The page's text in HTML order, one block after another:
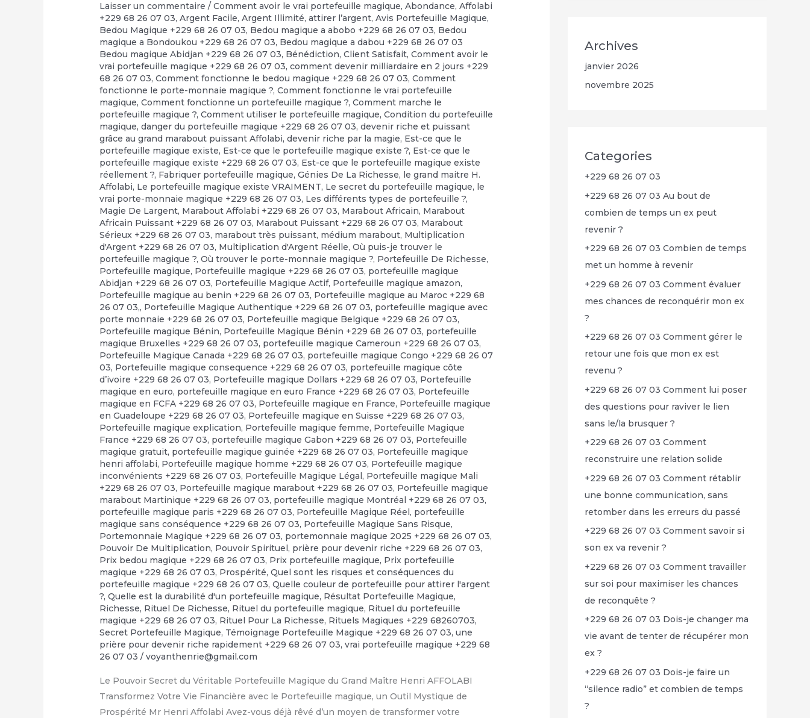
Laisser un commentaire /Comment avoir le vrai portefeuille magique,Abondance,Affolabi
+229 68 26 07 03,Argent Facile,Argent Illimité,attirer l’argent,Avis Portefeuille Magique,
Bedou Magique +229 68 26 07 03, Bedou magique a abobo +229 68 26 07 03, Bedou
magique a Bondoukou +229 68 26 07 03, Bedou magique a dabou +229 68 26 07 03
Bedou magique Abidjan +229 68 26 07 03, Bénédiction,Client Satisfait,Comment avoir le
vrai portefeuille magique +229 68 26 07 03,comment devenir milliardaire en 2 jours +229
68 26 07 03,Comment fonctionne le bedou magique +229 68 26 07 03,Comment
fonctionne le porte-monnaie magique ?,Comment fonctionne le vrai portefeuille
magique,Comment fonctionne un portefeuille magique ?,Comment marche le
portefeuille magique ?,Comment utiliser le portefeuille magique,Condition du portefeuille
magique,danger du portefeuille magique +229 68 26 07 03,devenir riche et puissant
grâce au grand marabout puissant Affolabi,devenir riche par la magie, Est-ce que le
portefeuille magique existe, Est-ce que le portefeuille magique existe ?, Est-ce que le
portefeuille magique existe +229 68 26 07 03, Est-ce que le portefeuille magique existe
réellement ?, Fabriquer portefeuille magique,Génies De La Richesse, le grand maitre H.
Affolabi, Le portefeuille magique existe VRAIMENT, Le secret du portefeuille magique, le
vrai porte-monnaie magique +229 68 26 07 03, Les différents types de portefeuille ?,
Magie De Largent, Marabout Affolabi +229 68 26 07 03, Marabout Africain, Marabout
Africain Puissant +229 68 26 07 03, Marabout Puissant +229 68 26 07 03, Marabout
Sérieux +229 68 26 07 03, marabout très puissant, médium marabout, Multiplication
d'Argent +229 68 26 07 03, Multiplication d'Argent Réelle,Où puis-je trouver le
portefeuille magique ?,Où trouver le porte-monnaie magique ?, Portefeuille De Richesse,
Portefeuille magique, Portefeuille magique +229 68 26 07 03, portefeuille magique
Abidjan +229 68 26 07 03, Portefeuille Magique Actif, Portefeuille magique amazon,
Portefeuille magique au benin +229 68 26 07 03, Portefeuille magique au Maroc +229 68
26 07 03,, Portefeuille Magique Authentique +229 68 26 07 03, portefeuille magique avec
porte monnaie +229 68 26 07 03, Portefeuille magique Belgique +229 68 26 07 03,
Portefeuille magique Bénin, Portefeuille Magique Bénin +229 68 26 07 03, portefeuille
magique Bruxelles +229 68 26 07 03, portefeuille magique Cameroun +229 68 26 07 03,
Portefeuille Magique Canada +229 68 26 07 03, portefeuille magique Congo +229 68 26 07
03, Portefeuille magique consequence +229 68 26 07 03, portefeuille magique côte
d’ivoire +229 68 26 07 03, Portefeuille magique Dollars +229 68 26 07 03, Portefeuille
magique en euro, portefeuille magique en euro France +229 68 26 07 03, Portefeuille
magique en FCFA +229 68 26 07 03, Portefeuille magique en France, Portefeuille magique
en Guadeloupe +229 68 26 07 03, Portefeuille magique en Suisse +229 68 26 07 03,
Portefeuille magique explication, Portefeuille magique femme, Portefeuille Magique
France +229 68 26 07 03, portefeuille magique Gabon +229 68 26 07 03, Portefeuille
magique gratuit, portefeuille magique guinée +229 68 26 07 03, Portefeuille magique
henri affolabi, Portefeuille magique homme +229 68 26 07 03, Portefeuille magique
inconvénients +229 68 26 07 03, Portefeuille Magique Légal, Portefeuille magique Mali
+229 68 26 07 03, Portefeuille magique marabout +229 68 26 07 03, Portefeuille magique
marabout Martinique +229 68 26 07 03, portefeuille magique Montréal +229 68 26 07 03,
portefeuille magique paris +229 68 26 07 03, Portefeuille Magique Réel, portefeuille
magique sans conséquence +229 68 26 07 03, Portefeuille Magique Sans Risque,
Portemonnaie Magique +229 68 26 07 03, portemonnaie magique 2025 +229 68 26 07 03,
Pouvoir De Multiplication, Pouvoir Spirituel, prière pour devenir riche +229 68 26 07 03,
Prix bedou magique +229 68 26 07 03, Prix portefeuille magique, Prix portefeuille
magique +229 68 26 07 03, Prospérité,Quel sont les risques et conséquences du
portefeuille magique +229 68 26 07 03,Quelle couleur de portefeuille pour attirer l'argent
?,Quelle est la durabilité d'un portefeuille magique, Résultat Portefeuille Magique,
Richesse, Rituel De Richesse, Rituel du portefeuille magique, Rituel du portefeuille
magique +229 68 26 07 03, Rituel Pour La Richesse, Rituels Magiques +229 68260703,
Secret Portefeuille Magique, Témoignage Portefeuille Magique +229 68 26 07 03,une
prière pour devenir riche rapidement +229 68 26 07 03,vrai portefeuille magique +229 68
26 07 03 /voyanthenrie@gmail.com
Le Pouvoir Secret du Véritable Portefeuille Magique du Grand Maître Henri AFFOLABI
Transformez Votre Vie Financière avec le Portefeuille magique, un Outil Mystique de
Prospérité Mr Henri Affolabi Avez-vous déjà rêvé d’un moyen de transformer votre
Archives
janvier 2026
novembre 2025
Categories
+229 68 26 07 03
+229 68 26 07 03 Au bout de
combien de temps un ex peut
revenir ?
+229 68 26 07 03 Combien de temps
met un homme à revenir
+229 68 26 07 03 Comment évaluer
mes chances de reconquérir mon ex
?
+229 68 26 07 03 Comment gérer le
retour une fois que mon ex est
revenu ?
+229 68 26 07 03 Comment lui poser
des questions pour raviver le lien
sans le/la brusquer ?
+229 68 26 07 03 Comment
reconstruire une relation solide
+229 68 26 07 03 Comment rétablir
une bonne communication, sans
retomber dans les erreurs du passé
+229 68 26 07 03 Comment savoir si
son ex va revenir ?
+229 68 26 07 03 Comment travailler
sur soi pour maximiser les chances
de reconquête ?
+229 68 26 07 03 Dois-je changer ma
vie avant de tenter de récupérer mon
ex ?
+229 68 26 07 03 Dois-je faire un
“silence radio” et combien de temps
?